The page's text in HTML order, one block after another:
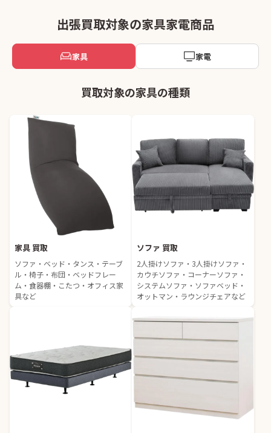
出張買取対象の家具家電商品
家具 家電
買取対象の家具の種類
家具 買取
ソファ・ベッド・タンス・テーブ
ル・椅子・布団・ベッドフレー
ム・食器棚・こたつ・オフィス家
具など
ソファ 買取
2人掛けソファ・3人掛けソファ・
カウチソファ・コーナーソファ・
システムソファ・ソファベッド・
オットマン・ラウンジチェアなど